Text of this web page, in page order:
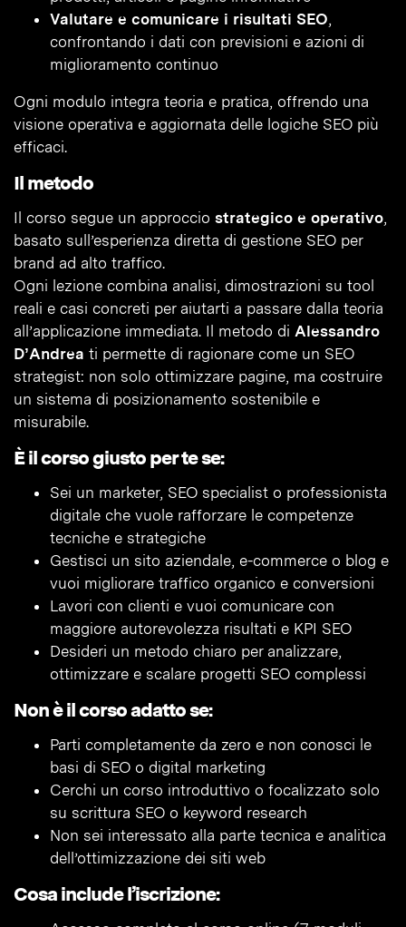
Valutare e comunicare i risultati SEO,
confrontando i dati con previsioni e azioni di
miglioramento continuo
Ogni modulo integra teoria e pratica, offrendo una
visione operativa e aggiornata delle logiche SEO più
efficaci.
Il metodo
Il corso segue un approccio strategico e operativo,
basato sull’esperienza diretta di gestione SEO per
brand ad alto traffico.
Ogni lezione combina analisi, dimostrazioni su tool
reali e casi concreti per aiutarti a passare dalla teoria
all’applicazione immediata. Il metodo di Alessandro
D’Andrea ti permette di ragionare come un SEO
strategist: non solo ottimizzare pagine, ma costruire
un sistema di posizionamento sostenibile e
misurabile.
È il corso giusto per te se:
Sei un marketer, SEO specialist o professionista
digitale che vuole rafforzare le competenze
tecniche e strategiche
Gestisci un sito aziendale, e-commerce o blog e
vuoi migliorare traffico organico e conversioni
Lavori con clienti e vuoi comunicare con
maggiore autorevolezza risultati e KPI SEO
Desideri un metodo chiaro per analizzare,
ottimizzare e scalare progetti SEO complessi
Non è il corso adatto se:
Parti completamente da zero e non conosci le
basi di SEO o digital marketing
Cerchi un corso introduttivo o focalizzato solo
su scrittura SEO o keyword research
Non sei interessato alla parte tecnica e analitica
dell’ottimizzazione dei siti web
Cosa include l’iscrizione: